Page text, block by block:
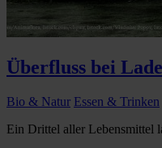
Überfluss bei
Bio & Natur Essen & Trinken
Ein Drittel aller Lebensmittel